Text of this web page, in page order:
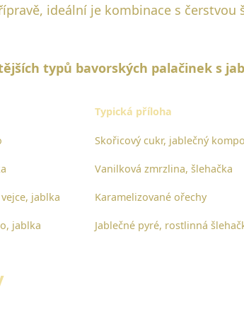
ideální je kombinace s
typů bavorských palačinek s
Typická příloha
Skořicový cukr, jablečný
Vanilková zmrzlina, šlehačka
jablka Karamelizované ořechy
jablka Jablečné pyré, rostlinná